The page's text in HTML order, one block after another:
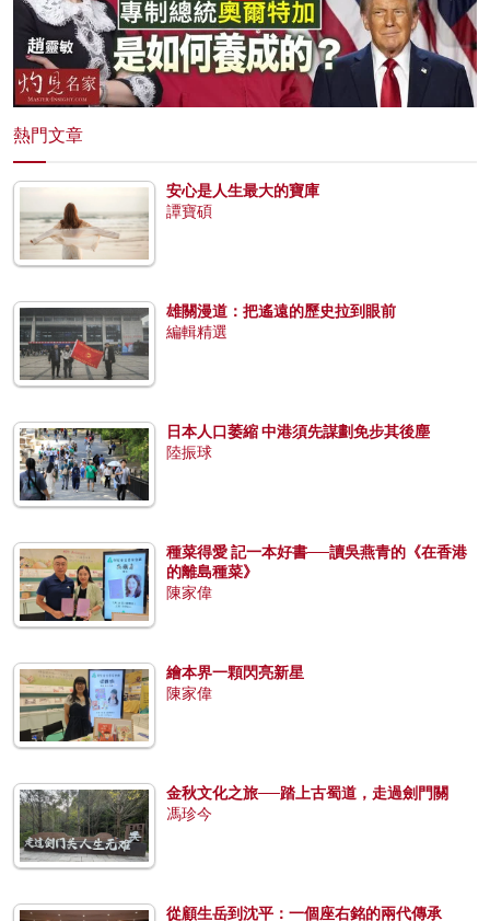
熱門文章
安心是人生最大的寶庫
譚寶碩
雄關漫道：把遙遠的歷史拉到眼前
編輯精選
日本人口萎縮 中港須先謀劃免步其後塵
陸振球
種菜得愛 記一本好書──讀吳燕青的《在香港
的離島種菜》
陳家偉
繪本界一顆閃亮新星
陳家偉
金秋文化之旅──踏上古蜀道，走過劍門關
馮珍今
從顧生岳到沈平：一個座右銘的兩代傳承